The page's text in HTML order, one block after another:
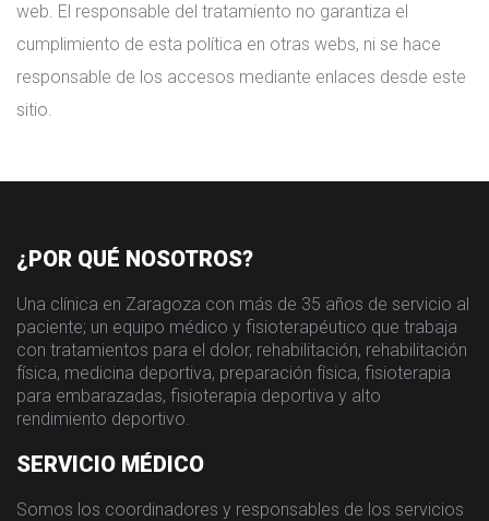
web. El responsable del tratamiento no garantiza el
cumplimiento de esta política en otras webs, ni se hace
responsable de los accesos mediante enlaces desde este
sitio.
¿POR QUÉ NOSOTROS?
Una clínica en Zaragoza con más de 35 años de servicio al
paciente; un equipo médico y fisioterapéutico que trabaja
con tratamientos para el dolor, rehabilitación, rehabilitación
física, medicina deportiva, preparación física, fisioterapia
para embarazadas, fisioterapia deportiva y alto
rendimiento deportivo.
SERVICIO MÉDICO
Somos los coordinadores y responsables de los servicios